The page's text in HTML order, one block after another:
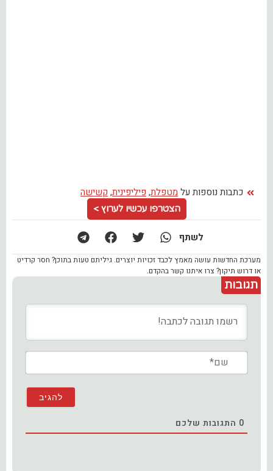
כתבות נוספות על מטפלת, פיליפינית, קשישה
הצטרפו עכשיו לערוץ >
לשתף
מערכת החדשות עושה מאמץ לכבד זכויות יוצרים. גיליתם טעות בתוכן? חסר קרדיט
או דרוש תיקון? צרו איתנו קשר בהקדם.
תגובות
0 התגובות שלכם